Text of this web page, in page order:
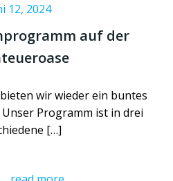
12, 2024
auf der
wir wieder ein buntes
Programm ist in drei
[…]